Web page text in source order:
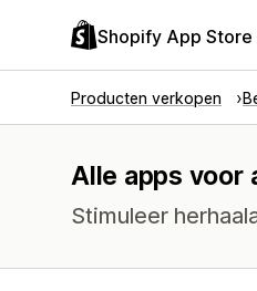
Shopify App Store
Producten verkopen
Alle apps voor
Stimuleer